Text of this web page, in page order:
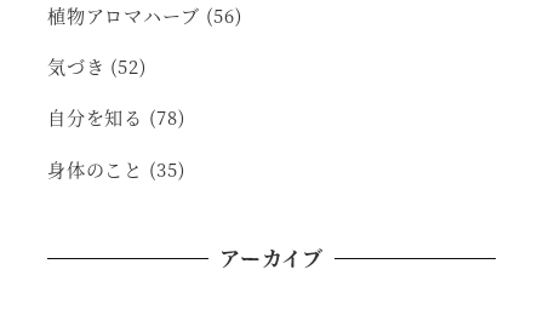
植物アロマハーブ (56)
気づき (52)
自分を知る (78)
身体のこと (35)
アーカイブ